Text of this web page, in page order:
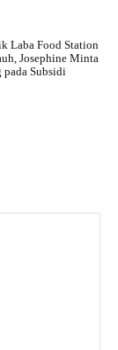
Laba Food Station
Josephine Minta
pada Subsidi